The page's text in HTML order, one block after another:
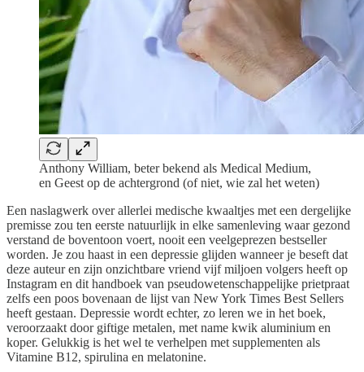
Anthony William, beter bekend als Medical Medium,
en Geest op de achtergrond (of niet, wie zal het weten)
Een naslagwerk over allerlei medische kwaaltjes met een dergelijke
premisse zou ten eerste natuurlijk in elke samenleving waar gezond
verstand de boventoon voert, nooit een veelgeprezen bestseller
worden. Je zou haast in een depressie glijden wanneer je beseft dat
deze auteur en zijn onzichtbare vriend vijf miljoen volgers heeft op
Instagram en dit handboek van pseudowetenschappelijke prietpraat
zelfs een poos bovenaan de lijst van New York Times Best Sellers
heeft gestaan. Depressie wordt echter, zo leren we in het boek,
veroorzaakt door giftige metalen, met name kwik aluminium en
koper. Gelukkig is het wel te verhelpen met supplementen als
Vitamine B12, spirulina en melatonine.